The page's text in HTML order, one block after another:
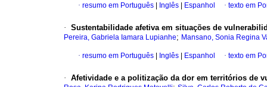
· resumo em Português Inglês Espanhol · texto em
· Sustentabilidade afetiva em situações de
Pereira, Gabriela Iamara Lupianhe; Mansano, Sonia Regina
· resumo em Português Inglês Espanhol · texto em
· Afetividade e a politização da dor em territórios de